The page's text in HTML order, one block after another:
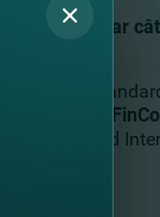
onlineîn doar
Banking
uri, folosind